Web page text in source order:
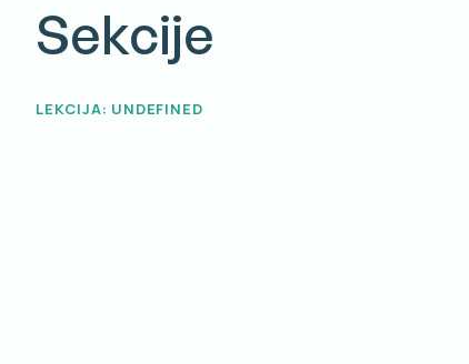
Sekcije
LEKCIJA: UNDEFINED